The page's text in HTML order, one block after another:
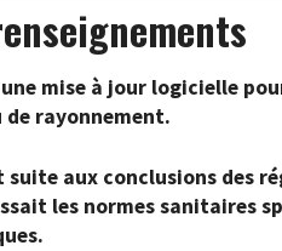
mise à jour logicielle
de rayonnement.
aux conclusions des
les normes sanitaires